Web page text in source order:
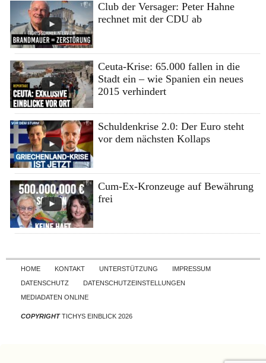
Club der Versager: Peter Hahne
rechnet mit der CDU ab
Ceuta-Krise: 65.000 fallen in die
Stadt ein – wie Spanien ein neues
2015 verhindert
Schuldenkrise 2.0: Der Euro steht
vor dem nächsten Kollaps
Cum-Ex-Kronzeuge auf Bewährung
frei
Skip to content
HOME KONTAKT UNTERSTÜTZUNG
IMPRESSUM
DATENSCHUTZ
DATENSCHUTZEINSTELLUNGEN
MEDIADATEN ONLINE
COPYRIGHTTICHYS EINBLICK 2026